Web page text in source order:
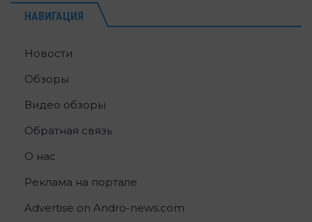
НАВИГАЦИЯ
Новости
Обзоры
Видео обзоры
Обратная связь
О нас
Реклама на портале
Advertise on Andro-news.com